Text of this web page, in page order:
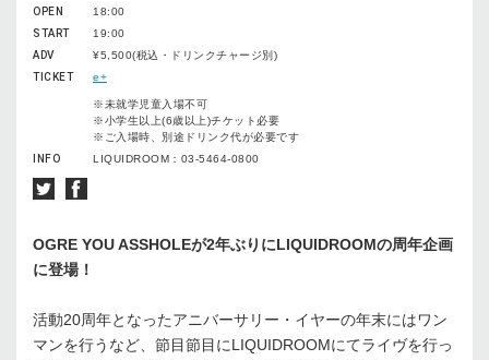
OPEN
18:00
START
19:00
ADV
¥5,500(税込・ドリンクチャージ別)
TICKET
e+
※未就学児童入場不可
※小学生以上(6歳以上)チケット必要
※ご入場時、別途ドリンク代が必要です
INFO
LIQUIDROOM：03-5464-0800
OGRE YOU ASSHOLEが2年ぶりにLIQUIDROOMの周年企画
に登場！
活動20周年となったアニバーサリー・イヤーの年末にはワン
マンを行うなど、節目節目にLIQUIDROOMにてライヴを行っ